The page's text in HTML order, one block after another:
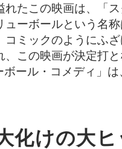
たこの映画は、「ス
ーボールという名称
ミックのようにふざ
この映画が決定打
ール・コメディ」は
化けの大ヒ